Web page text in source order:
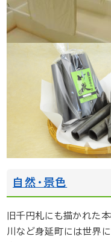
自然・景色
旧千円札にも描かれた
川など身延町には世界